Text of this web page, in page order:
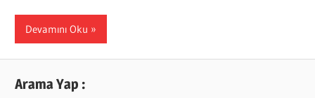
Devamını Oku
Arama Yap :